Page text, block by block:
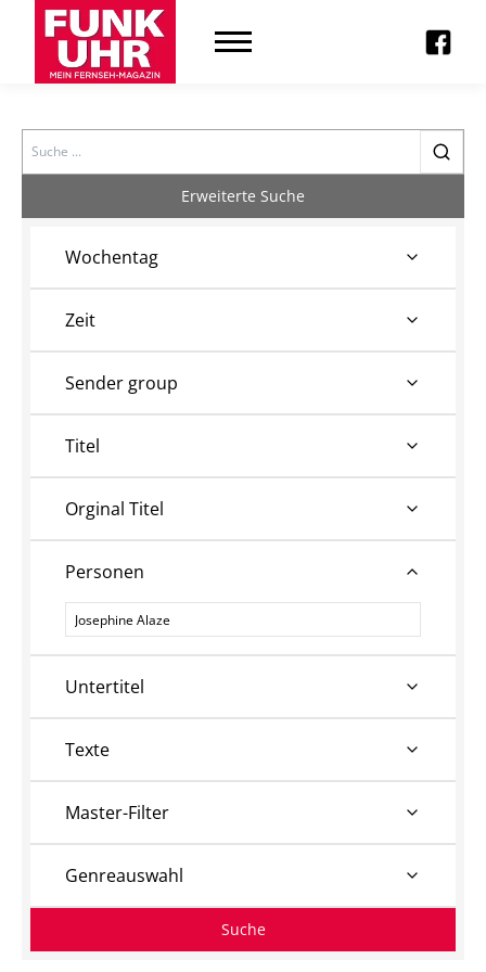
Search
Erweiterte Suche
Wochentag
Zeit
Sender group
Titel
Orginal Titel
Personen
Personen
Untertitel
Texte
Master-Filter
Genreauswahl
Suche